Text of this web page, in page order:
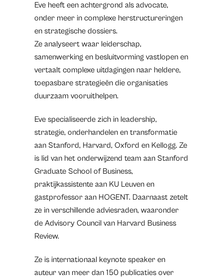
Eve heeft een achtergrond als advocate,
onder meer in complexe herstructureringen
en strategische dossiers.
Ze analyseert waar leiderschap,
samenwerking en besluitvorming vastlopen en
vertaalt complexe uitdagingen naar heldere,
toepasbare strategieën die organisaties
duurzaam vooruithelpen.
Eve specialiseerde zich in leadership,
strategie, onderhandelen en transformatie
aan Stanford, Harvard, Oxford en Kellogg. Ze
is lid van het onderwijzend team aan Stanford
Graduate School of Business,
praktijkassistente aan KU Leuven en
gastprofessor aan HOGENT. Daarnaast zetelt
ze in verschillende adviesraden, waaronder
de Advisory Council van Harvard Business
Review.
Ze is internationaal keynote speaker en
auteur van meer dan 150 publicaties over